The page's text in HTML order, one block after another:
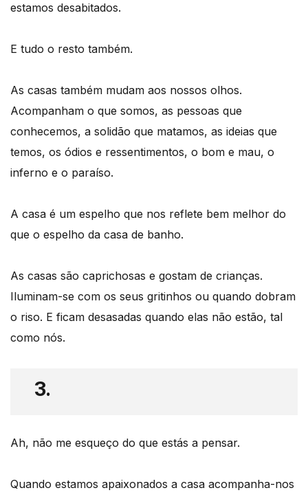
estamos desabitados.
E tudo o resto também.
As casas também mudam aos nossos olhos.
Acompanham o que somos, as pessoas que
conhecemos, a solidão que matamos, as ideias que
temos, os ódios e ressentimentos, o bom e mau, o
inferno e o paraíso.
A casa é um espelho que nos reflete bem melhor do
que o espelho da casa de banho.
As casas são caprichosas e gostam de crianças.
Iluminam-se com os seus gritinhos ou quando dobram
o riso. E ficam desasadas quando elas não estão, tal
como nós.
3.
Ah, não me esqueço do que estás a pensar.
Quando estamos apaixonados a casa acompanha-nos